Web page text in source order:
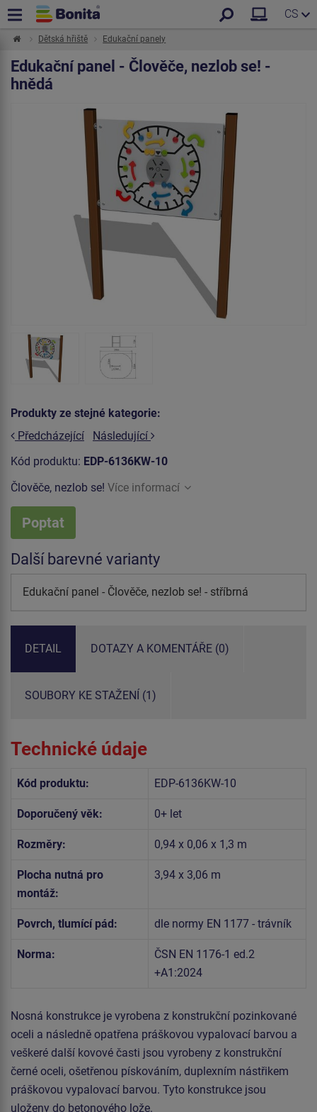
CS
Dětská hřiště Edukační panely
Edukační panel - Člověče, nezlob se! -
hnědá
Produkty ze stejné kategorie:
Předcházející
Následující
Kód produktu: EDP-6136KW-10
Člověče, nezlob se! Více informací
Poptat
Další barevné varianty
Edukační panel - Člověče, nezlob se! - stříbrná
DETAIL DOTAZY A KOMENTÁŘE (0)
SOUBORY KE STAŽENÍ (1)
Technické údaje
Kód produktu: EDP-6136KW-10
Doporučený věk: 0+ let
Rozměry: 0,94 x 0,06 x 1,3 m
Plocha nutná pro
montáž:
3,94 x 3,06 m
Povrch, tlumící pád: dle normy EN 1177 - trávník
Norma:
ČSN EN 1176-1 ed.2
+A1:2024
Nosná konstrukce je vyrobena z konstrukční pozinkované
oceli a následně opatřena práškovou vypalovací barvou a
veškeré další kovové časti jsou vyrobeny z konstrukční
černé oceli, ošetřenou pískováním, duplexním nástřikem
práškovou vypalovací barvou. Tyto konstrukce jsou
uloženy do betonového lože.